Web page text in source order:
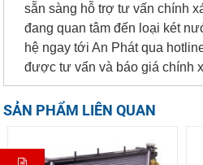
sẵn sàng hỗ trợ tư vấn chính
đang quan tâm đến loại két
hệ ngay tới An Phát qua
được tư vấn và báo giá chính
SẢN PHẨM LIÊN QUAN